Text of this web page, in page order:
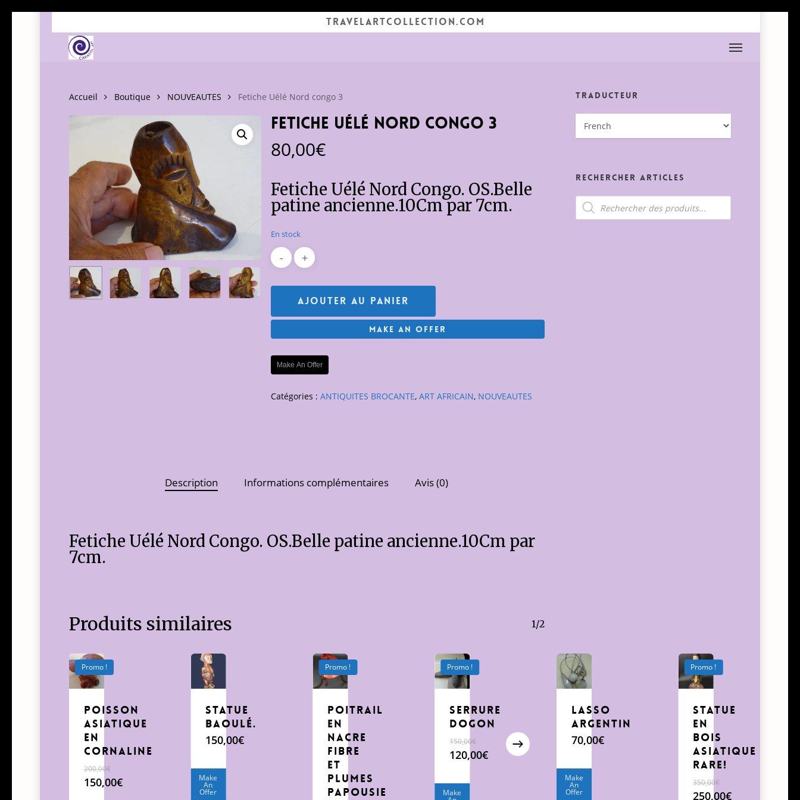
TRAVELARTCOLLECTION.COM
Menu
Accueil Boutique NOUVEAUTES Fetiche Uélé Nord congo 3
Fetiche Uélé Nord congo 3
80,00€
Fetiche Uélé Nord Congo. OS.Belle
patine ancienne.10Cm par 7cm.
En stock
Ajouter Au Panier
Make An Offer
Make An Offer
Catégories :ANTIQUITES BROCANTE,ART AFRICAIN, NOUVEAUTES
Description Informations complémentaires Avis (0)
Fetiche Uélé Nord Congo. OS.Belle patine ancienne.10Cm par
7cm.
Produits similaires 1/2
Promo !
Poisson
asiatique
en
cornaline
200,00€
Le
150,00€
Statue
Baoulé.
150,00€
Make
An
Offer
Promo !
poitrail
en
nacre
fibre
et
plumes
Papousie
Promo !
Serrure
Dogon
150,00€
Le
initial
était :
120,00€
prix
actuel
Make
Lasso
Argentin
70,00€
Make
An
Offer
Promo !
Statue
en
bois
Asiatique
Rare!
350,00€
Le
250,00€
Traducteur
Rechercher Articles
Recherche
de
produits